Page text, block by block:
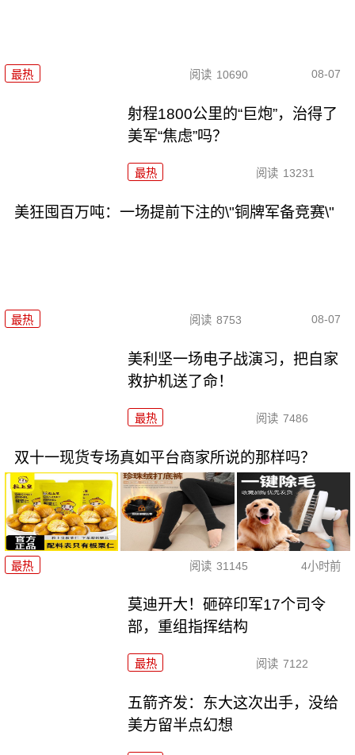
最热 阅读 10690 08-07
射程1800公里的“巨炮”，治得了
美军“焦虑”吗？
最热 阅读 13231
美狂囤百万吨：一场提前下注的\"铜牌军备竞赛\"
最热 阅读 8753 08-07
美利坚一场电子战演习，把自家
救护机送了命！
最热 阅读 7486
双十一现货专场真如平台商家所说的那样吗？
最热 阅读 31145 4小时前
莫迪开大！砸碎印军17个司令
部，重组指挥结构
最热 阅读 7122
五箭齐发：东大这次出手，没给
美方留半点幻想